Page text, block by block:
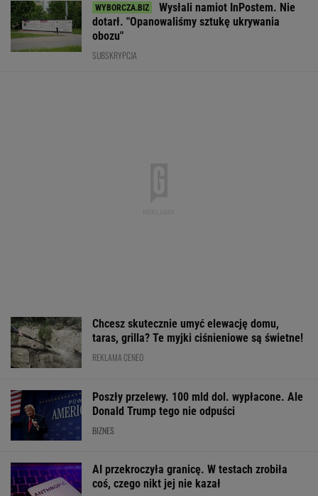
Wysłali namiot InPostem. Nie
dotarł. "Opanowaliśmy sztukę ukrywania
obozu"
SUBSKRYPCJA
Chcesz skutecznie umyć elewację domu,
taras, grilla? Te myjki ciśnieniowe są świetne!
REKLAMA CENEO
Poszły przelewy. 100 mld dol. wypłacone. Ale
Donald Trump tego nie odpuści
BIZNES
AI przekroczyła granicę. W testach zrobiła
coś, czego nikt jej nie kazał